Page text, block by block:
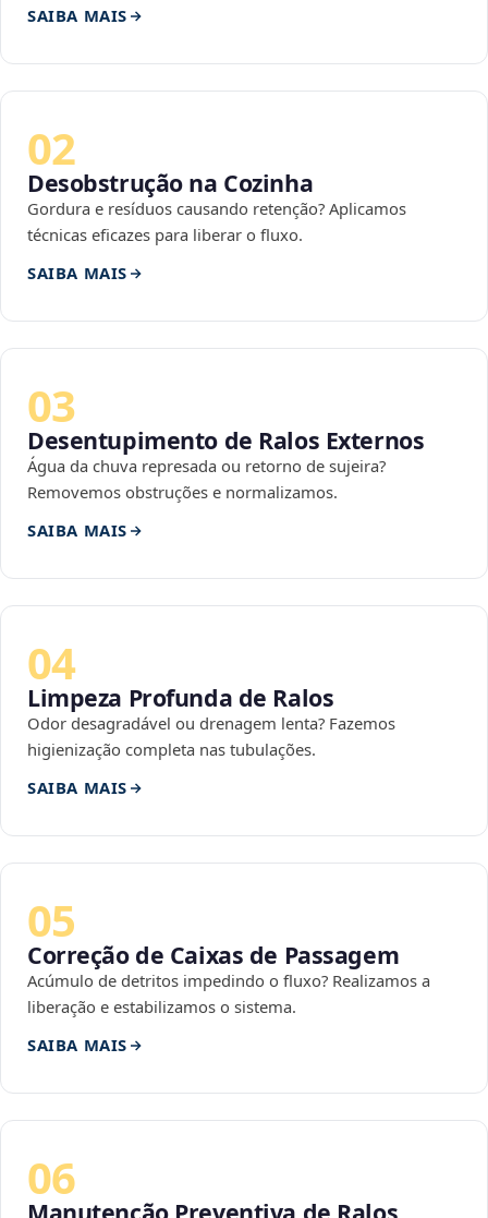
SAIBA MAIS
02
Desobstrução na Cozinha
Gordura e resíduos causando retenção? Aplicamos
técnicas eficazes para liberar o fluxo.
SAIBA MAIS
03
Desentupimento de Ralos Externos
Água da chuva represada ou retorno de sujeira?
Removemos obstruções e normalizamos.
SAIBA MAIS
04
Limpeza Profunda de Ralos
Odor desagradável ou drenagem lenta? Fazemos
higienização completa nas tubulações.
SAIBA MAIS
05
Correção de Caixas de Passagem
Acúmulo de detritos impedindo o fluxo? Realizamos a
liberação e estabilizamos o sistema.
SAIBA MAIS
06